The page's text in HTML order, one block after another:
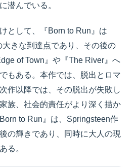
潜んでいる。
として、『Born to Run』は
きな到達点であり、その後の
of Town』や『The River』へ
もある。本作では、脱出とロマ
作以降では、その脱出が失敗し
族、社会的責任がより深く描か
to Run』は、Springsteen作
の輝きであり、同時に大人の現
る。